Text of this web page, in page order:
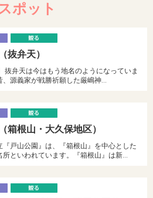
ポット
る
抜弁天）
抜弁天は今はもう地名のようになっていま
、源義家が戦勝祈願した厳嶋神…
る
箱根山・大久保地区）
『戸山公園』は、『箱根山』を中心とした
所といわれています。『箱根山』は新…